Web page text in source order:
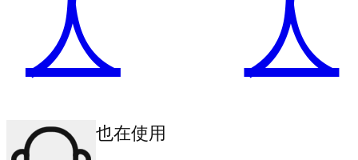
台项
其他商户也在使用